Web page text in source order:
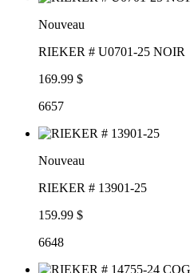
Nouveau
RIEKER # U0701-25 NOIR
169.99 $
6657
Nouveau
RIEKER # 13901-25
159.99 $
6648